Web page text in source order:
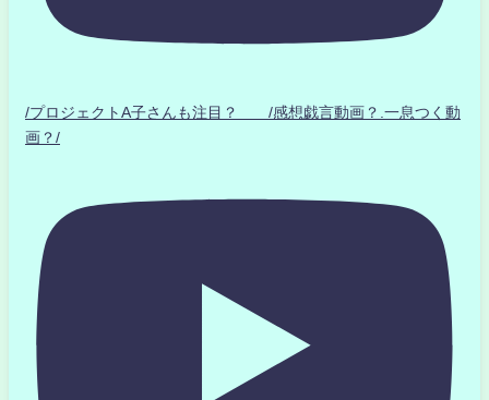
/プロジェクトA子さんも注目？ /感想戯言動画？.一息つく動
画？/